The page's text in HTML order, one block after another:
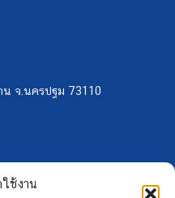
ช้งาน
จ.นครปฐม 73110